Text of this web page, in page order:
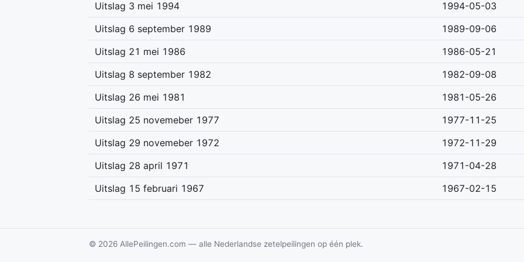
Uitslag 3 mei 1994
1994-05-03
Uitslag 6 september 1989
1989-09-06
Uitslag 21 mei 1986
1986-05-21
Uitslag 8 september 1982
1982-09-08
Uitslag 26 mei 1981
1981-05-26
Uitslag 25 novemeber 1977
1977-11-25
Uitslag 29 novemeber 1972
1972-11-29
Uitslag 28 april 1971
1971-04-28
Uitslag 15 februari 1967
1967-02-15
© 2026 AllePeilingen.com — alle Nederlandse zetelpeilingen op één plek.